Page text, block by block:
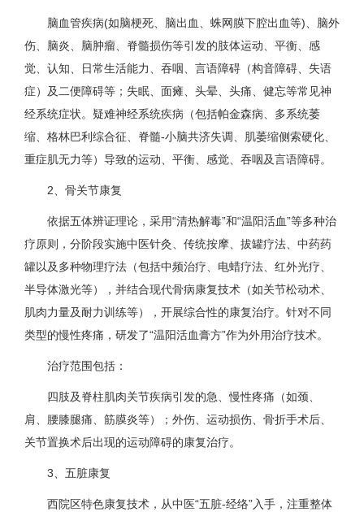
脑血管疾病(如脑梗死、脑出血、蛛网膜下腔出血等)、脑外
伤、脑炎、脑肿瘤、脊髓损伤等引发的肢体运动、平衡、感
觉、认知、日常生活能力、吞咽、言语障碍（构音障碍、失语
症）及二便障碍等；失眠、面瘫、头晕、头痛、健忘等常见神
经系统症状。疑难神经系统疾病（包括帕金森病、多系统萎
缩、格林巴利综合征、脊髓-小脑共济失调、肌萎缩侧索硬化、
重症肌无力等）导致的运动、平衡、感觉、吞咽及言语障碍。
2、骨关节康复
依据五体辨证理论，采用“清热解毒”和“温阳活血”等多种治
疗原则，分阶段实施中医针灸、传统按摩、拔罐疗法、中药药
罐以及多种物理疗法（包括中频治疗、电蜡疗法、红外光疗、
半导体激光等），并结合现代骨病康复技术（如关节松动术、
肌肉力量及耐力训练等），开展综合性的康复治疗。针对不同
类型的慢性疼痛，研发了“温阳活血膏方”作为外用治疗技术。
治疗范围包括：
四肢及脊柱肌肉关节疾病引发的急、慢性疼痛（如颈、
肩、腰膝腿痛、筋膜炎等）；外伤、运动损伤、骨折手术后、
关节置换术后出现的运动障碍的康复治疗。
3、五脏康复
西院区特色康复技术，从中医“五脏-经络”入手，注重整体